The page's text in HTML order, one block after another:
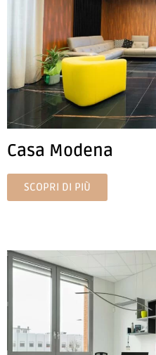
Casa Modena
SCOPRI DI PIÙ